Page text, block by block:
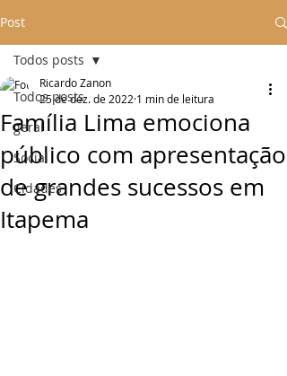
Post
Todos posts
geral
Social
Cidades
Todos posts
Família Lima emociona
público com apresentação
de grandes sucessos em
Itapema
Ricardo Zanon
25 de dez. de 2022 1 min de leitura